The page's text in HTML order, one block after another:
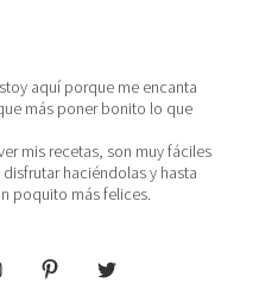
aquí porque me encanta
más poner bonito lo que
mis recetas, son muy fáciles
haciéndolas y hasta
poquito más felices.